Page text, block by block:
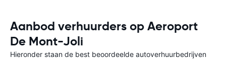
Aanbod verhuurders op Aeroport
De Mont-Joli
Hieronder staan de best beoordeelde autoverhuurbedrijven